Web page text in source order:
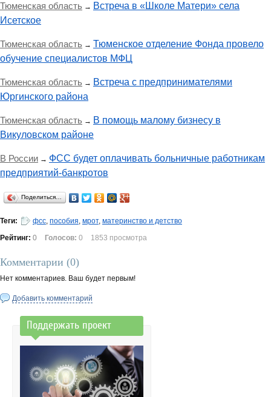
Тюменская область → Встреча в «Школе Матери» села
Исетское
Тюменская область → Тюменское отделение Фонда провело
обучение специалистов МФЦ
Тюменская область → Встреча с предпринимателями
Юргинского района
Тюменская область → В помощь малому бизнесу в
Викуловском районе
В России → ФСС будет оплачивать больничные работникам
предприятий-банкротов
Поделиться…
Теги: фсс, пособия, мрот, материнство и детство
Рейтинг: 0 Голосов: 0 1853 просмотра
Комментарии (0)
Нет комментариев. Ваш будет первым!
Добавить комментарий
Поддержать проект